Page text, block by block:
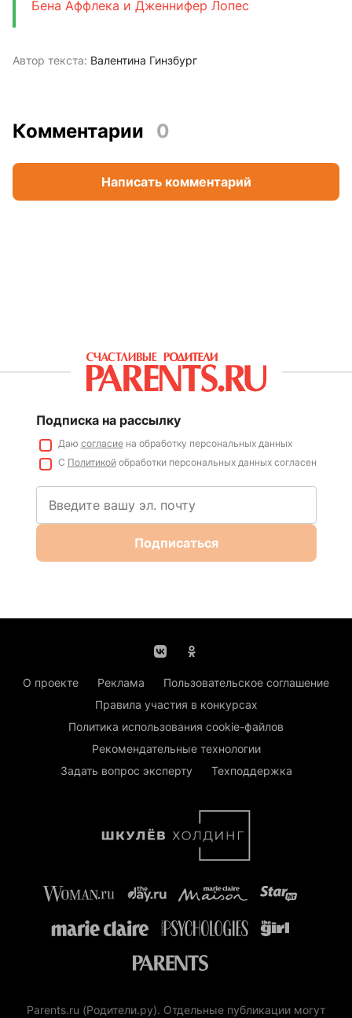
Бена Аффлека и Дженнифер Лопес
Автор текста: Валентина Гинзбург
Комментарии 0
Написать комментарий
Подписка на рассылку
Даю согласиена обработку персональных данных
С Политикойобработки персональных данных согласен
Подписаться
О проекте Реклама
Пользовательское соглашение
Правила участия в конкурсах
Политика использования cookie-файлов
Рекомендательные технологии
Задать вопрос эксперту
Техподдержка
Parents.ru (Родители.ру). Отдельные публикации могут